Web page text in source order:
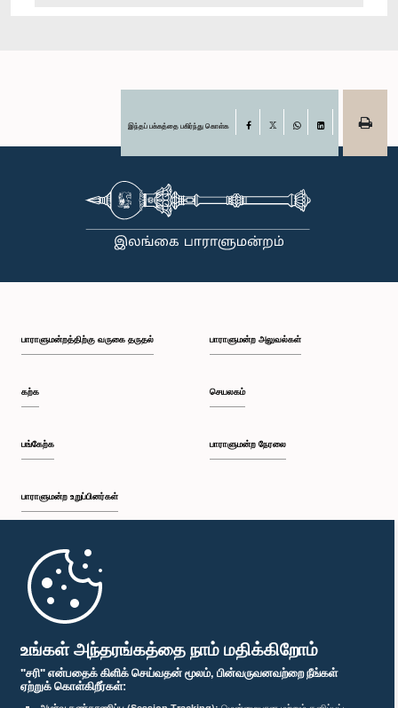
உங்கள் அந்தரங்கத்தை நாம் மதிக்கிறோம்
"சரி" என்பதைக் கிளிக் செய்வதன் மூலம், பின்வருவனவற்றை நீங்கள்
ஏற்றுக் கொள்கிறீர்கள்:
இந்தப் பக்கத்தை பகிர்ந்து கொள்க Facebook
பாராளுமன்றத்திற்கு வருகை தருதல்
கற்க
பங்கேற்க
பாராளுமன்ற உறுப்பினர்கள்
முதற்பக்கம்
பாராளுமன்ற அலுவல்கள்
செயலகம்
பாராளுமன்ற நேரலை
பாராளுமன்ற கையடக்க செயலி